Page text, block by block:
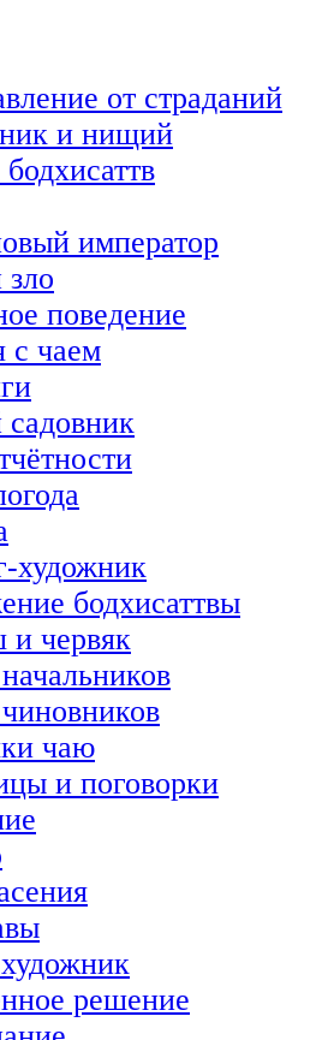
от страданий
и нищий
император
поведение
с чаем
художник
бодхисаттвы
червяк
чаю
и поговорки
решение